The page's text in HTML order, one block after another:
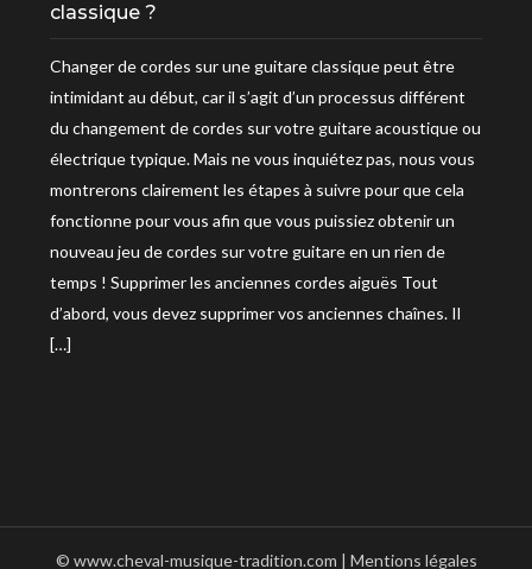
classique ?
Changer de cordes sur une guitare classique peut être
intimidant au début, car il s’agit d’un processus différent
du changement de cordes sur votre guitare acoustique ou
électrique typique. Mais ne vous inquiétez pas, nous vous
montrerons clairement les étapes à suivre pour que cela
fonctionne pour vous afin que vous puissiez obtenir un
nouveau jeu de cordes sur votre guitare en un rien de
temps ! Supprimer les anciennes cordes aiguës Tout
d’abord, vous devez supprimer vos anciennes chaînes. Il
[…]
© www.cheval-musique-tradition.com | Mentions légales